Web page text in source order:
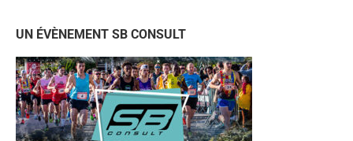
UN ÉVÈNEMENT SB CONSULT